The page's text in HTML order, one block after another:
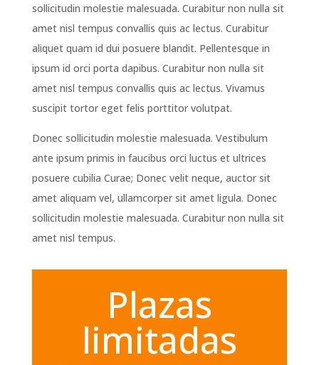
sollicitudin molestie malesuada. Curabitur non nulla sit
amet nisl tempus convallis quis ac lectus. Curabitur
aliquet quam id dui posuere blandit. Pellentesque in
ipsum id orci porta dapibus. Curabitur non nulla sit
amet nisl tempus convallis quis ac lectus. Vivamus
suscipit tortor eget felis porttitor volutpat.
Donec sollicitudin molestie malesuada. Vestibulum
ante ipsum primis in faucibus orci luctus et ultrices
posuere cubilia Curae; Donec velit neque, auctor sit
amet aliquam vel, ullamcorper sit amet ligula. Donec
sollicitudin molestie malesuada. Curabitur non nulla sit
amet nisl tempus.
Plazas
limitadas